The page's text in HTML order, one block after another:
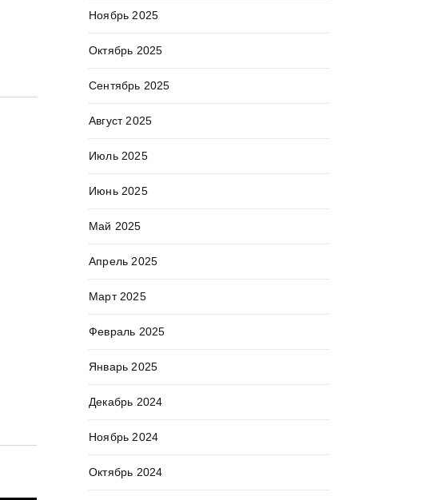
Ноябрь 2025
Октябрь 2025
Сентябрь 2025
Август 2025
Июль 2025
Июнь 2025
Май 2025
Апрель 2025
Март 2025
Февраль 2025
Январь 2025
Декабрь 2024
Ноябрь 2024
Октябрь 2024